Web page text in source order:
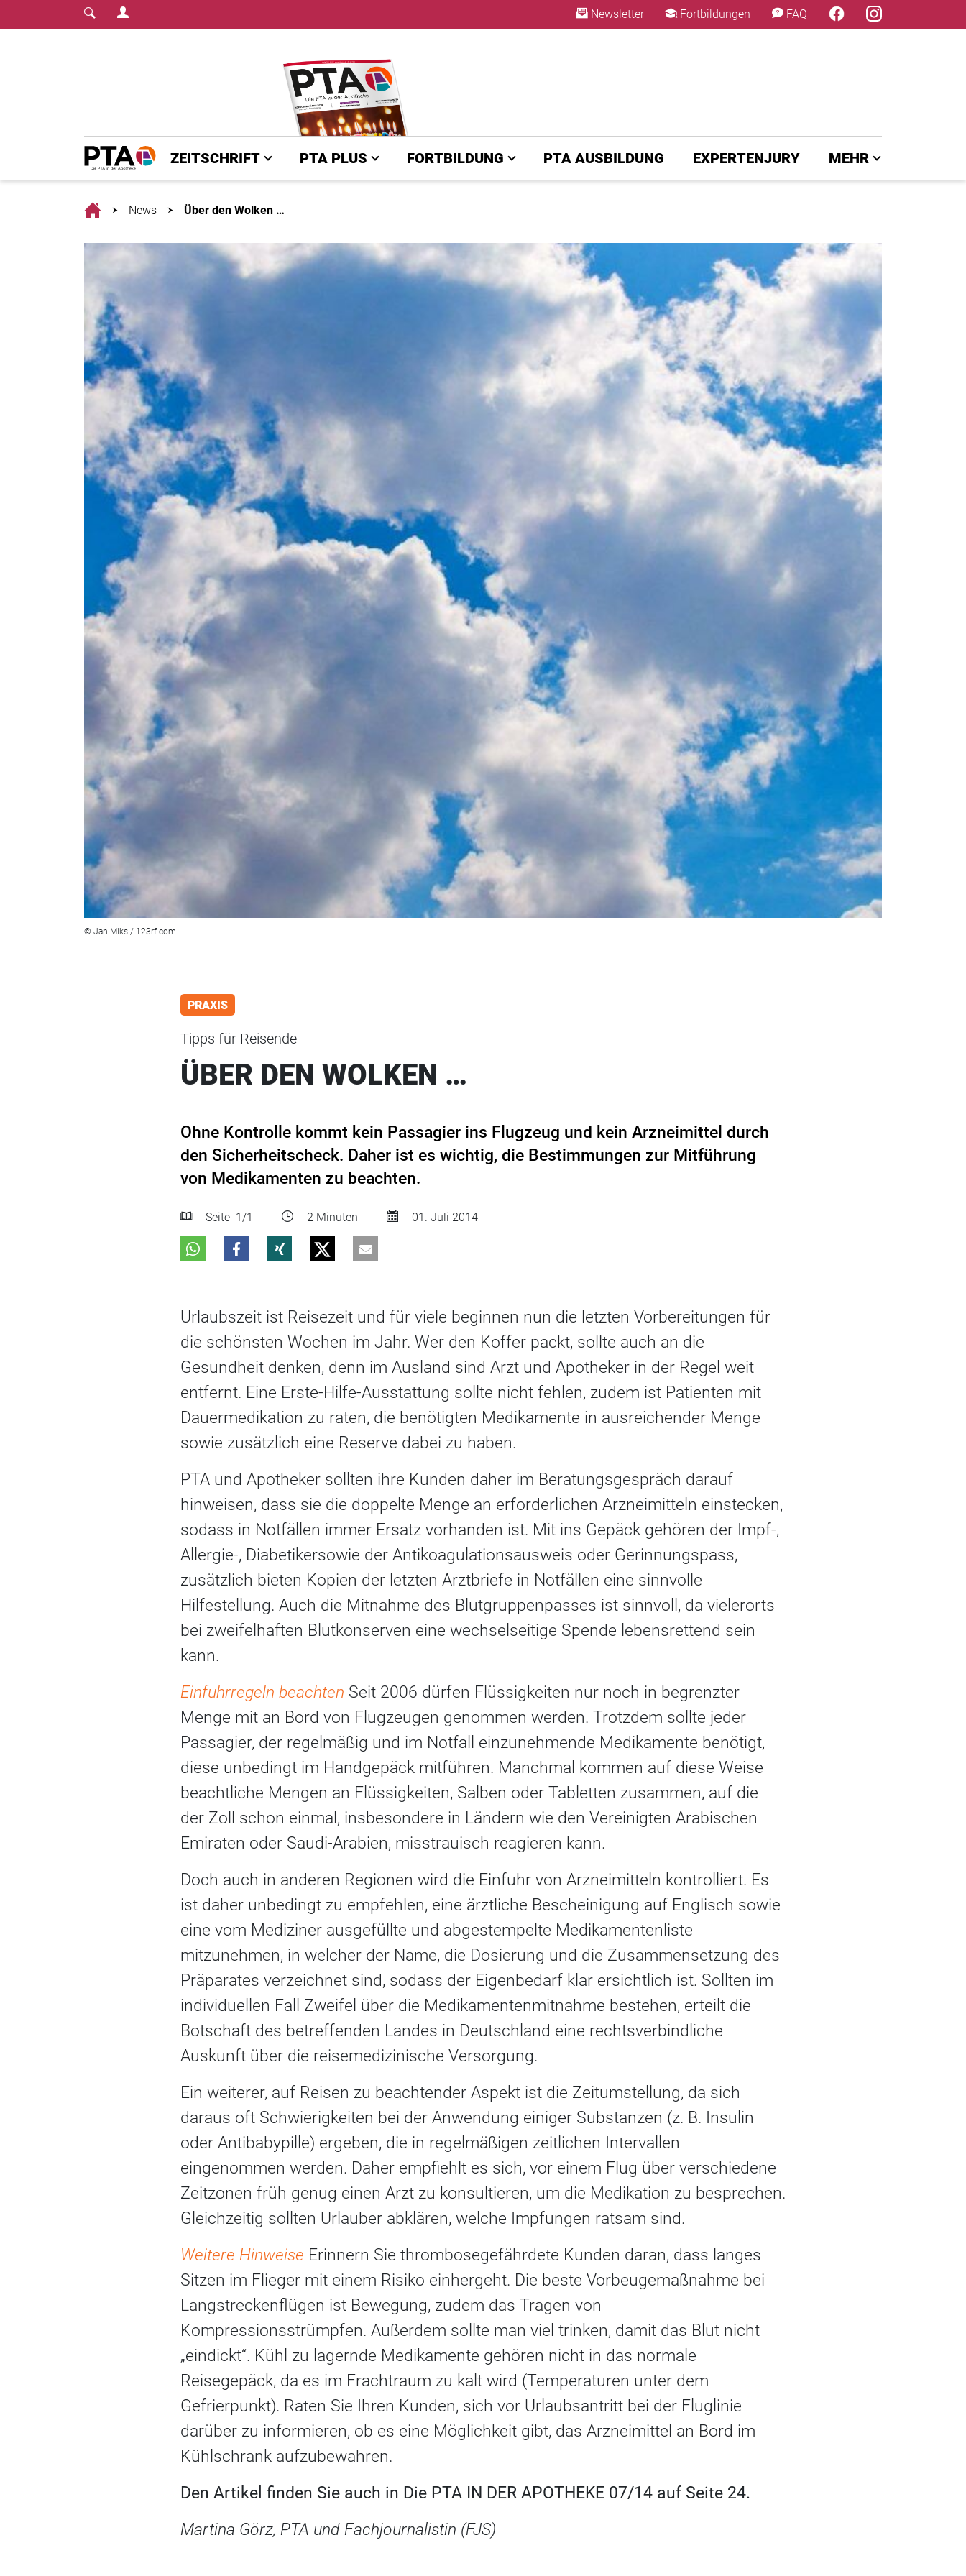
Login Menu Newsletter Fortbildungen FAQ
Home
ZEITSCHRIFT PTA PLUS FORTBILDUNG PTA AUSBILDUNG EXPERTENJURY MEHR
HomeNews Über den Wolken …
© Jan Miks / 123rf.com
PRAXIS
Tipps für Reisende
ÜBER DEN WOLKEN …
Ohne Kontrolle kommt kein Passagier ins Flugzeug und kein Arzneimittel durch
den Sicherheitscheck. Daher ist es wichtig, die Bestimmungen zur Mitführung
von Medikamenten zu beachten.
Seite 1 /1 2 Minuten 01. Juli 2014
Urlaubszeit ist Reisezeit und für viele beginnen nun die letzten Vorbereitungen für
die schönsten Wochen im Jahr. Wer den Koffer packt, sollte auch an die
Gesundheit denken, denn im Ausland sind Arzt und Apotheker in der Regel weit
entfernt. Eine Erste-Hilfe-Ausstattung sollte nicht fehlen, zudem ist Patienten mit
Dauermedikation zu raten, die benötigten Medikamente in ausreichender Menge
sowie zusätzlich eine Reserve dabei zu haben.
PTA und Apotheker sollten ihre Kunden daher im Beratungsgespräch darauf
hinweisen, dass sie die doppelte Menge an erforderlichen Arzneimitteln einstecken,
sodass in Notfällen immer Ersatz vorhanden ist. Mit ins Gepäck gehören der Impf-,
Allergie-, Diabetikersowie der Antikoagulationsausweis oder Gerinnungspass,
zusätzlich bieten Kopien der letzten Arztbriefe in Notfällen eine sinnvolle
Hilfestellung. Auch die Mitnahme des Blutgruppenpasses ist sinnvoll, da vielerorts
bei zweifelhaften Blutkonserven eine wechselseitige Spende lebensrettend sein
kann.
Einfuhrregeln beachten Seit 2006 dürfen Flüssigkeiten nur noch in begrenzter
Menge mit an Bord von Flugzeugen genommen werden. Trotzdem sollte jeder
Passagier, der regelmäßig und im Notfall einzunehmende Medikamente benötigt,
diese unbedingt im Handgepäck mitführen. Manchmal kommen auf diese Weise
beachtliche Mengen an Flüssigkeiten, Salben oder Tabletten zusammen, auf die
der Zoll schon einmal, insbesondere in Ländern wie den Vereinigten Arabischen
Emiraten oder Saudi-Arabien, misstrauisch reagieren kann.
Doch auch in anderen Regionen wird die Einfuhr von Arzneimitteln kontrolliert. Es
ist daher unbedingt zu empfehlen, eine ärztliche Bescheinigung auf Englisch sowie
eine vom Mediziner ausgefüllte und abgestempelte Medikamentenliste
mitzunehmen, in welcher der Name, die Dosierung und die Zusammensetzung des
Präparates verzeichnet sind, sodass der Eigenbedarf klar ersichtlich ist. Sollten im
individuellen Fall Zweifel über die Medikamentenmitnahme bestehen, erteilt die
Botschaft des betreffenden Landes in Deutschland eine rechtsverbindliche
Auskunft über die reisemedizinische Versorgung.
Ein weiterer, auf Reisen zu beachtender Aspekt ist die Zeitumstellung, da sich
daraus oft Schwierigkeiten bei der Anwendung einiger Substanzen (z. B. Insulin
oder Antibabypille) ergeben, die in regelmäßigen zeitlichen Intervallen
eingenommen werden. Daher empfiehlt es sich, vor einem Flug über verschiedene
Zeitzonen früh genug einen Arzt zu konsultieren, um die Medikation zu besprechen.
Gleichzeitig sollten Urlauber abklären, welche Impfungen ratsam sind.
Weitere Hinweise Erinnern Sie thrombosegefährdete Kunden daran, dass langes
Sitzen im Flieger mit einem Risiko einhergeht. Die beste Vorbeugemaßnahme bei
Langstreckenflügen ist Bewegung, zudem das Tragen von
Kompressionsstrümpfen. Außerdem sollte man viel trinken, damit das Blut nicht
„eindickt“. Kühl zu lagernde Medikamente gehören nicht in das normale
Reisegepäck, da es im Frachtraum zu kalt wird (Temperaturen unter dem
Gefrierpunkt). Raten Sie Ihren Kunden, sich vor Urlaubsantritt bei der Fluglinie
darüber zu informieren, ob es eine Möglichkeit gibt, das Arzneimittel an Bord im
Kühlschrank aufzubewahren.
Den Artikel finden Sie auch in Die PTA IN DER APOTHEKE 07/14 auf Seite 24.
Martina Görz, PTA und Fachjournalistin (FJS)
×